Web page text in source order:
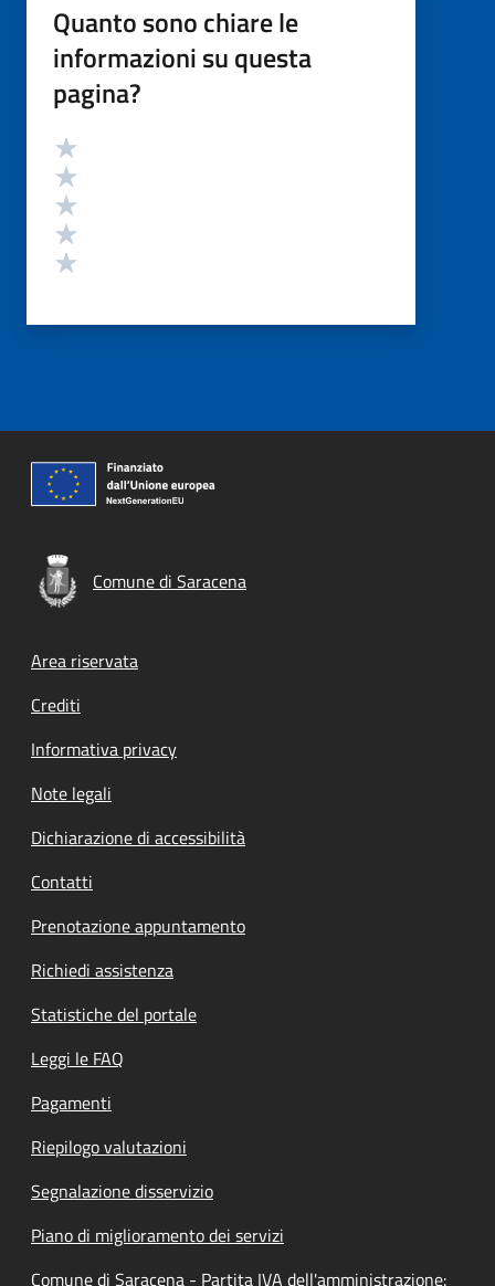
Quanto sono chiare le
informazioni su questa
pagina?
Valutazione
Comune di Saracena
Footer menu
Area riservata
Crediti
Informativa privacy
Note legali
Dichiarazione di accessibilità
Contatti
Prenotazione appuntamento
Richiedi assistenza
Statistiche del portale
Leggi le FAQ
Pagamenti
Riepilogo valutazioni
Segnalazione disservizio
Piano di miglioramento dei servizi
Comune di Saracena - Partita IVA dell'amministrazione: